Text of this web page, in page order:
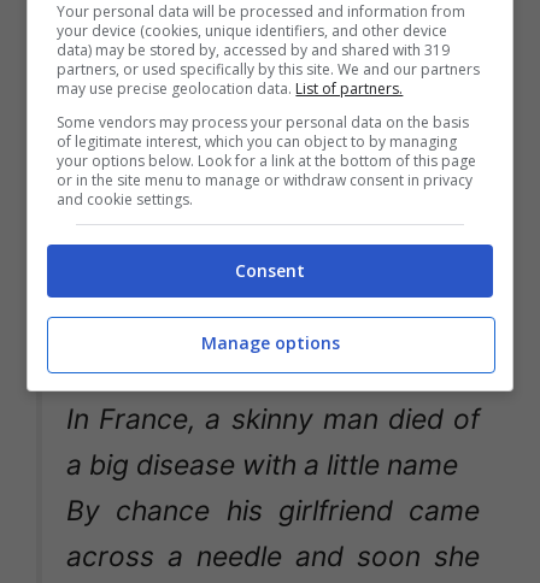
sottovalutata da alcune categorie di
individui,colpisce soprattutto gli
eterosessuali (44,9% contro il 40,7%
degli omosessuali) tra i 25 e i 36 anni,
anche se ovviamente tutte le fasce d’età
sono a rischio.
I danni effettivi dell’HIV
“Oh yeah!
In France, a skinny man died of
a big disease with a little name
By chance his girlfriend came
across a needle and soon she
Your personal data will be processed and information from
your device (cookies, unique identifiers, and other device
data) may be stored by, accessed by and shared with 319
partners, or used specifically by this site. We and our partners
may use precise geolocation data. List of partners.
Some vendors may process your personal data on the basis
of legitimate interest, which you can object to by managing
your options below. Look for a link at the bottom of this page
or in the site menu to manage or withdraw consent in privacy
and cookie settings.
Consent
Manage options